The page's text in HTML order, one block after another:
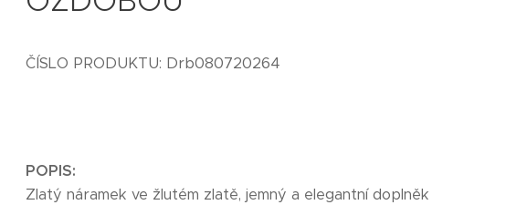
ČÍSLO PRODUKTU: Drb080720264
POPIS:
Zlatý náramek ve žlutém zlatě, jemný a elegantní doplněk